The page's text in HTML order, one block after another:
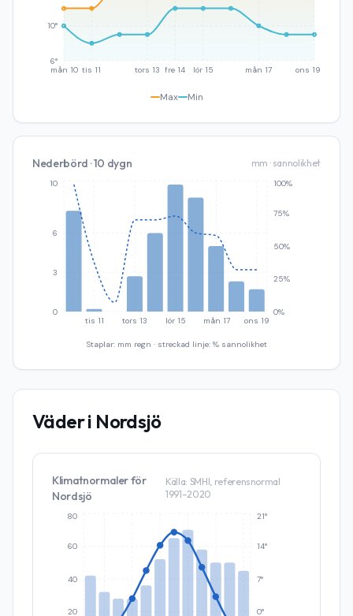
mån 10 tis 11 tors 13 fre 14 lör 15 mån 17 ons 19
6°
10°
Max Min
Nederbörd · 10 dygn mm · sannolikhet
tis 11 tors 13 lör 15 mån 17 ons 19
0
3
6
10
0%
25%
50%
75%
100%
Staplar: mm regn · streckad linje: % sannolikhet
Väder i Nordsjö
Klimatnormaler för
Nordsjö
Källa: SMHI, referensnormal
1991–2020
20
40
60
80
0°
7°
14°
21°